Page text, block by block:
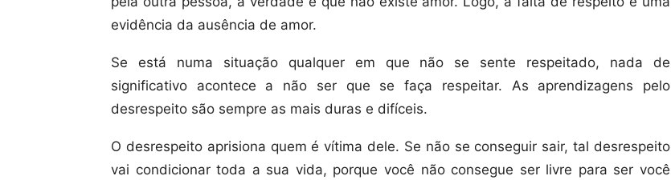
evidência da ausência de amor.
Se está numa situação qualquer em que não se sente respeitado, nada de
significativo acontece a não ser que se faça respeitar. As aprendizagens pelo
desrespeito são sempre as mais duras e difíceis.
O desrespeito aprisiona quem é vítima dele. Se não se conseguir sair, tal desrespeito
vai condicionar toda a sua vida, porque você não consegue ser livre para ser você